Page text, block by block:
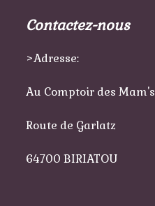
Contactez-nous
>Adresse:
Au Comptoir des Mam's
Route de Garlatz
64700 BIRIATOU